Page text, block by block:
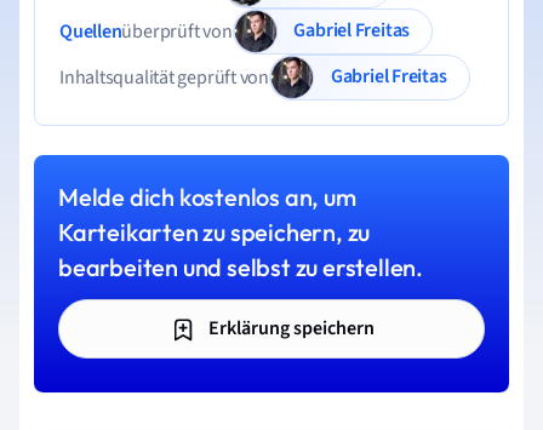
Quellenüberprüft von
Gabriel Freitas
Inhaltsqualität geprüft von
Gabriel Freitas
Melde dich kostenlos an, um
Karteikarten zu speichern, zu
bearbeiten und selbst zu erstellen.
Erklärung speichern